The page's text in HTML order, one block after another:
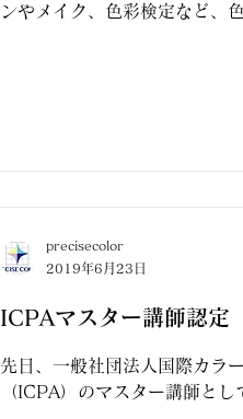
ンやメイク、色彩検定など、
ICPAマスター講師認定
先日、一般社団法人国際カラ
（ICPA）のマスター講師とし
precisecolor
2019年6月23日